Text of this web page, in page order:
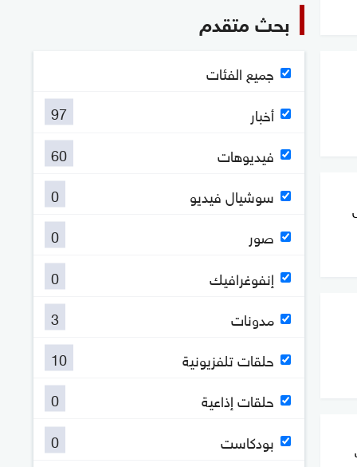
بحث متقدم
جميع الفئات
أخبار
97
فيديوهات
60
سوشيال فيديو
0
صور
0
إنفوغرافيك
0
مدونات
3
حلقات تلفزيونية
10
حلقات إذاعية
0
بودكاست
0